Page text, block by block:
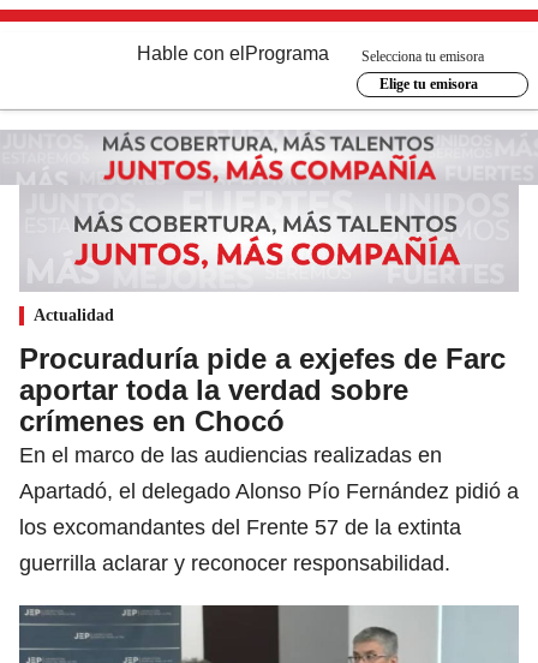
Hable con el Programa
Selecciona tu emisora
Elige tu emisora
Actualidad
Procuraduría pide a exjefes de Farc
aportar toda la verdad sobre
crímenes en Chocó
En el marco de las audiencias realizadas en
Apartadó, el delegado Alonso Pío Fernández pidió a
los excomandantes del Frente 57 de la extinta
guerrilla aclarar y reconocer responsabilidad.